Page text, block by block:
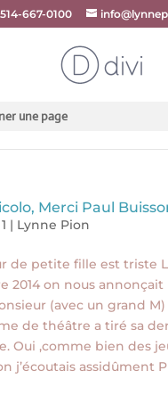
514-667-0100
une page
Merci Paul
| Lynne Pion
de petite fille est triste
2014 on nous annonçait
(avec un grand
de théâtre a tiré sa
Oui ,comme bien des
j’écoutais assidûment